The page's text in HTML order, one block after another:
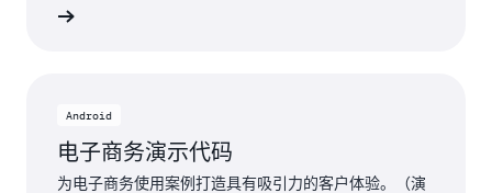
Android
电子商务演示代码
为电子商务使用案例打造具有吸引力的客户体验。（演